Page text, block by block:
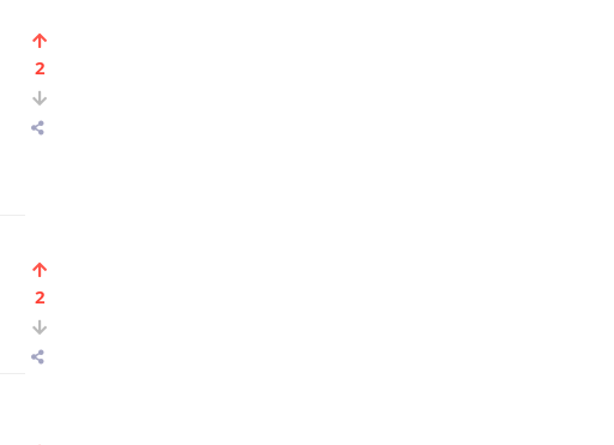
2
2